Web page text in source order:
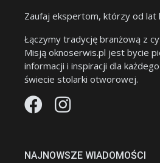
Zaufaj ekspertom, którzy od lat
Łączymy tradycję branżową z
Misją oknoserwis.pl jest bycie
informacji i inspiracji dla
świecie stolarki otworowej.
NAJNOWSZE WIADOMOŚCI